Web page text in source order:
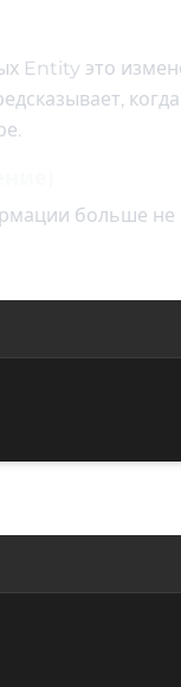
Entity это
больше не